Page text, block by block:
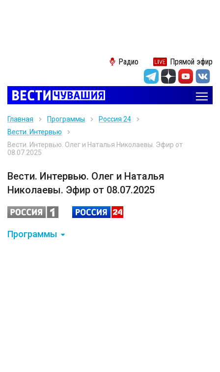
Радио Прямой эфир
Главная Программы
Россия 24
Вести. Интервью
Вести. Интервью. Олег и Наталья Николаевы. Эфир от
08.07.2025
Вести. Интервью. Олег и Наталья
Николаевы. Эфир от 08.07.2025
Программы